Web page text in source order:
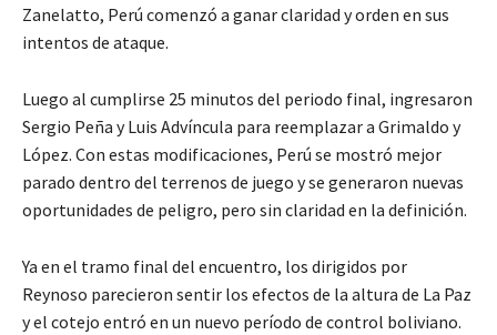
Zanelatto, Perú comenzó a ganar claridad y orden en sus
intentos de ataque.
Luego al cumplirse 25 minutos del periodo final, ingresaron
Sergio Peña y Luis Advíncula para reemplazar a Grimaldo y
López. Con estas modificaciones, Perú se mostró mejor
parado dentro del terrenos de juego y se generaron nuevas
oportunidades de peligro, pero sin claridad en la definición.
Ya en el tramo final del encuentro, los dirigidos por
Reynoso parecieron sentir los efectos de la altura de La Paz
y el cotejo entró en un nuevo período de control boliviano.